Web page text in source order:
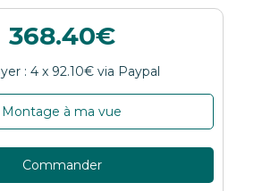
368.40
Montage à ma vue
Commander